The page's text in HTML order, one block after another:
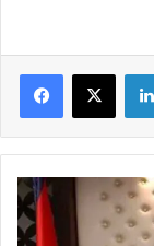
Facebook
X
नेपाल
में
बदला